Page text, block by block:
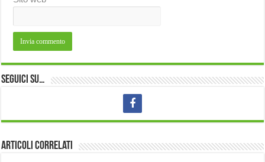
Seguici su…
Articoli correlati